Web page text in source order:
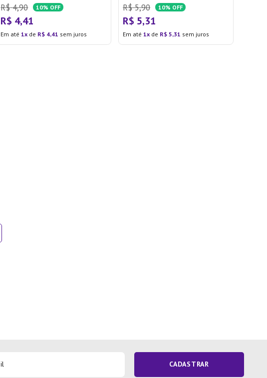
Tris
R$ 4,90 10% OFF
R$ 4,41
Em até1 de R$ 4,41 sem juros
Tris
R$ 5,90 10% OFF
R$ 5,31
Em até1 de R$ 5,31 sem juros
CADASTRAR